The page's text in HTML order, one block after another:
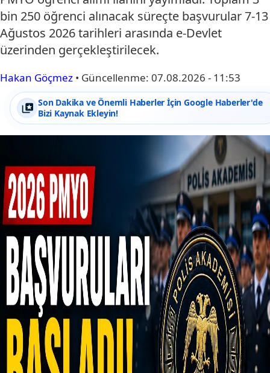
bin 250 öğrenci alınacak süreçte başvurular 7-13
Ağustos 2026 tarihleri arasında e-Devlet
üzerinden gerçekleştirilecek.
Hakan Göçmez • Güncellenme: 07.08.2026 - 11:53
Son Dakika ve Önemli Haberler İçin Google Haberler'de
Bizi Kaynak Ekleyin!